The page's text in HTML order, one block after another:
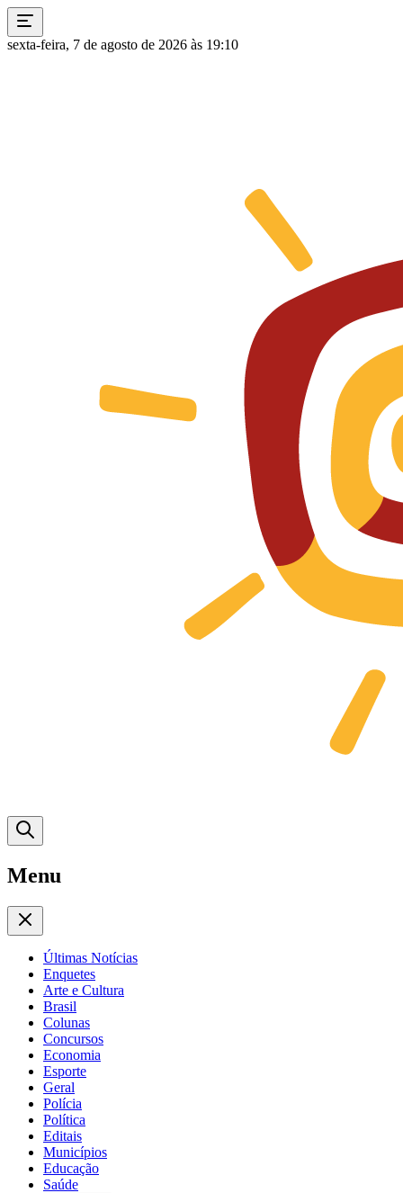
sexta-feira, 7 de agosto de 2026 às 19:10
Menu
Últimas Notícias
Enquetes
Arte e Cultura
Brasil
Colunas
Concursos
Economia
Esporte
Geral
Polícia
Política
Editais
Municípios
Educação
Saúde